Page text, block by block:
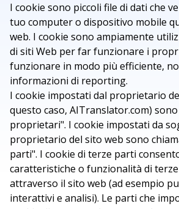
I cookie sono piccoli file di dati che
tuo computer o dispositivo mobile
web. I cookie sono ampiamente
di siti Web per far funzionare i
funzionare in modo più efficiente,
informazioni di reporting.
I cookie impostati dal proprietario
questo caso, AITranslator.com)
proprietari". I cookie impostati da
proprietario del sito web sono
parti". I cookie di terze parti
caratteristiche o funzionalità di
attraverso il sito web (ad esempio
interattivi e analisi). Le parti che